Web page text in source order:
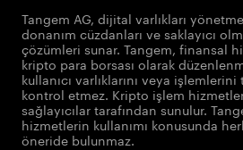
Tangem AG, dijital varlıkları
donanım cüzdanları ve saklayıcı
çözümleri sunar. Tangem, finansal
kripto para borsası olarak
kullanıcı varlıklarını veya
kontrol etmez. Kripto işlem
sağlayıcılar tarafından sunulur.
hizmetlerin kullanımı konusunda
öneride bulunmaz.